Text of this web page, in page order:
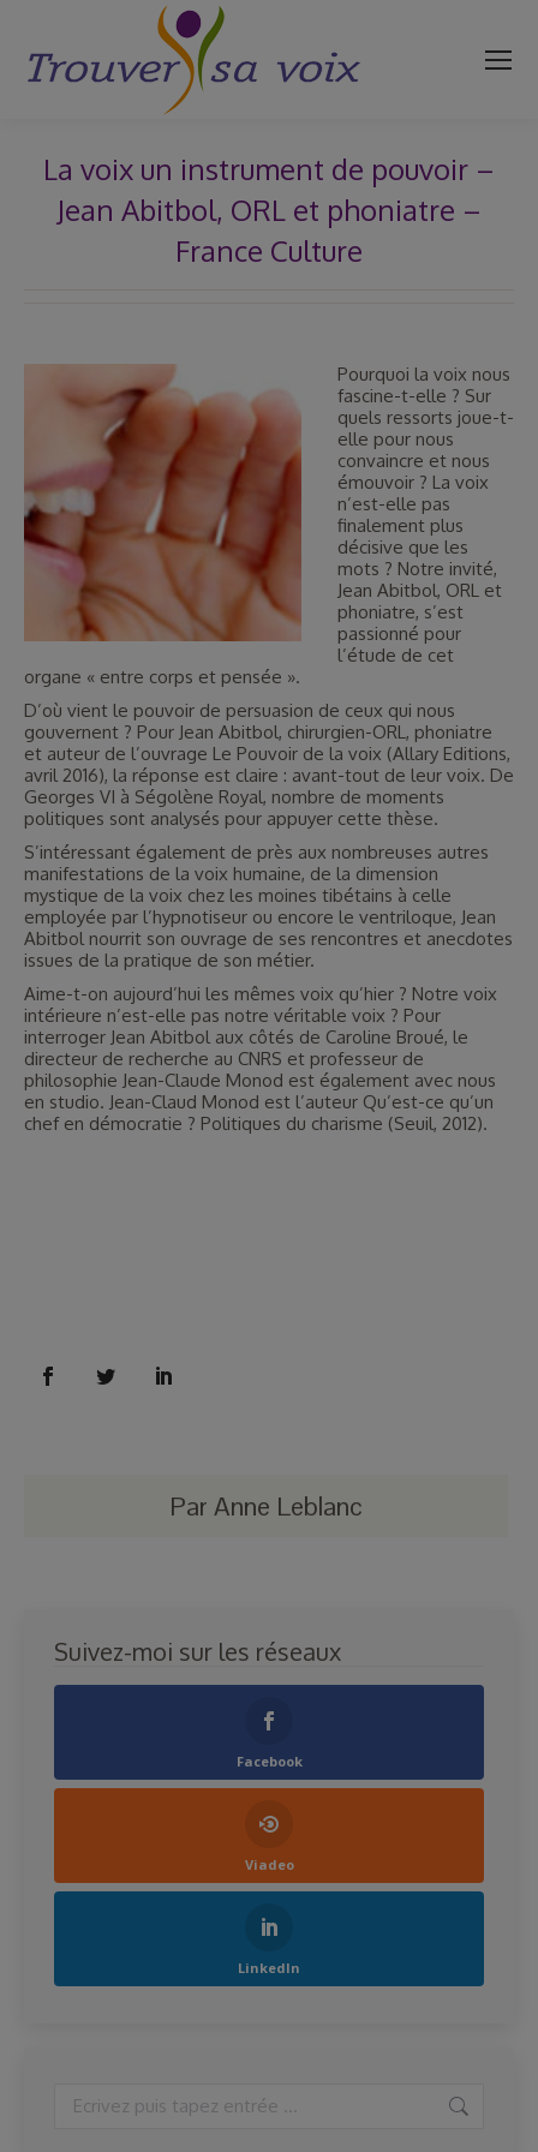
La voix un instrument de pouvoir –
Jean Abitbol, ORL et phoniatre –
France Culture
Pourquoi la voix nous
fascine-t-elle ? Sur
quels ressorts joue-t-
elle pour nous
convaincre et nous
émouvoir ? La voix
n’est-elle pas
finalement plus
décisive que les
mots ? Notre invité,
Jean Abitbol, ORL et
phoniatre, s’est
passionné pour
l’étude de cet
organe « entre corps et pensée ».
D’où vient le pouvoir de persuasion de ceux qui nous
gouvernent ? Pour Jean Abitbol, chirurgien-ORL, phoniatre
et auteur de l’ouvrage Le Pouvoir de la voix (Allary Editions,
avril 2016), la réponse est claire : avant-tout de leur voix. De
Georges VI à Ségolène Royal, nombre de moments
politiques sont analysés pour appuyer cette thèse.
S’intéressant également de près aux nombreuses autres
manifestations de la voix humaine, de la dimension
mystique de la voix chez les moines tibétains à celle
employée par l’hypnotiseur ou encore le ventriloque, Jean
Abitbol nourrit son ouvrage de ses rencontres et anecdotes
issues de la pratique de son métier.
Aime-t-on aujourd’hui les mêmes voix qu’hier ? Notre voix
intérieure n’est-elle pas notre véritable voix ? Pour
interroger Jean Abitbol aux côtés de Caroline Broué, le
directeur de recherche au CNRS et professeur de
philosophie Jean-Claude Monod est également avec nous
en studio. Jean-Claud Monod est l’auteur Qu’est-ce qu’un
chef en démocratie ? Politiques du charisme (Seuil, 2012).
Par Anne Leblanc
Suivez-moi sur les réseaux
Facebook
Viadeo
LinkedIn
Search: